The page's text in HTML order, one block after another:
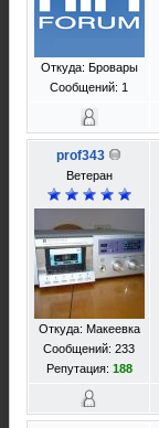
Откуда: Бровары
Сообщений: 1
prof343
Ветеран
Откуда: Макеевка
Сообщений: 233
Репутация: 188